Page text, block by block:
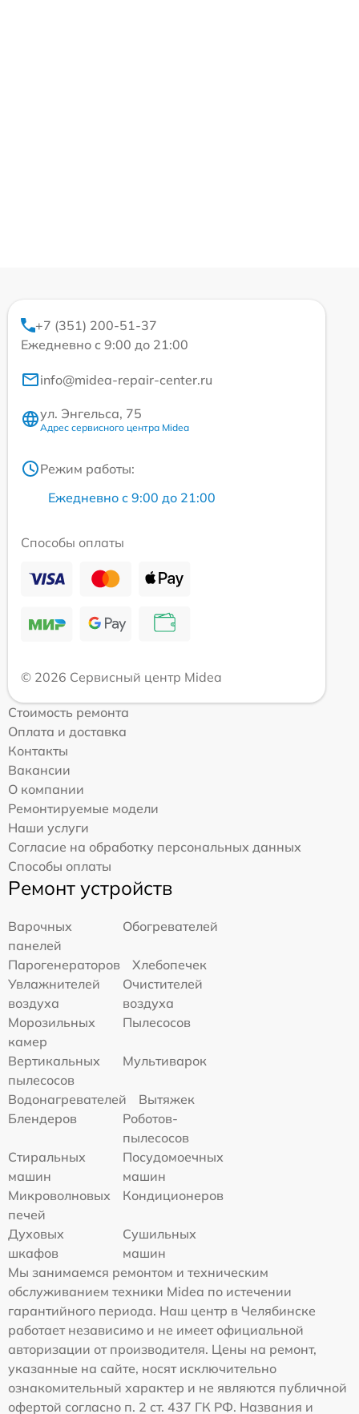
+7 (351) 200-51-37
Ежедневно с 9:00 до 21:00
info@midea-repair-center.ru
ул. Энгельса, 75
Адрес сервисного центра Midea
Режим работы:
Ежедневно с 9:00 до 21:00
Способы оплаты
© 2026 Сервисный центр Midea
Стоимость ремонта
Оплата и доставка
Контакты
Вакансии
О компании
Ремонтируемые модели
Наши услуги
Согласие на обработку персональных данных
Способы оплаты
Ремонт устройств
Варочных
панелей
Обогревателей
Парогенераторов
Хлебопечек
Увлажнителей
воздуха
Очистителей
воздуха
Морозильных
камер
Пылесосов
Вертикальных
пылесосов
Мультиварок
Водонагревателей
Вытяжек
Блендеров
Роботов-
пылесосов
Стиральных
машин
Посудомоечных
машин
Микроволновых
печей
Кондиционеров
Духовых
шкафов
Сушильных
машин
Мы занимаемся ремонтом и техническим
обслуживанием техники Midea по истечении
гарантийного периода. Наш центр в Челябинске
работает независимо и не имеет официальной
авторизации от производителя. Цены на ремонт,
указанные на сайте, носят исключительно
ознакомительный характер и не являются публичной
офертой согласно п. 2 ст. 437 ГК РФ. Названия и